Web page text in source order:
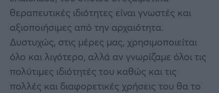
θεραπευτικές ιδιότητες είναι γνωστές και
αξιοποιήσιμες από την αρχαιότητα.
Δυστυχώς, στις μέρες μας, χρησιμοποιείται
όλο και λιγότερο, αλλά αν γνωρίζαμε όλοι τις
πολύτιμες ιδιότητές του καθώς και τις
πολλές και διαφορετικές χρήσεις του θα το